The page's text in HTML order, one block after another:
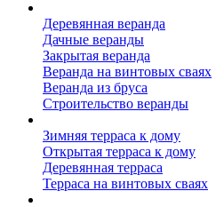
Деревянная веранда
Дачные веранды
Закрытая веранда
Веранда на винтовых сваях
Веранда из бруса
Строительство веранды
Зимняя терраса к дому
Открытая терраса к дому
Деревянная терраса
Терраса на винтовых сваях